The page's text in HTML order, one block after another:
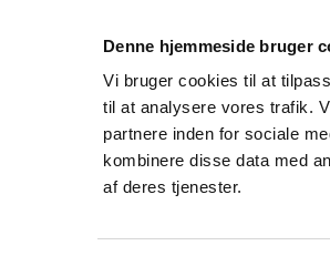
Denne hjemmeside bruger
Vi bruger cookies til at
til at analysere vores trafik.
partnere inden for sociale
kombinere disse data med
af deres tjenester.
Godkendelse og
Bivirkninger og